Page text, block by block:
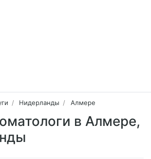
Нидерланды Алмере
в Алмере,